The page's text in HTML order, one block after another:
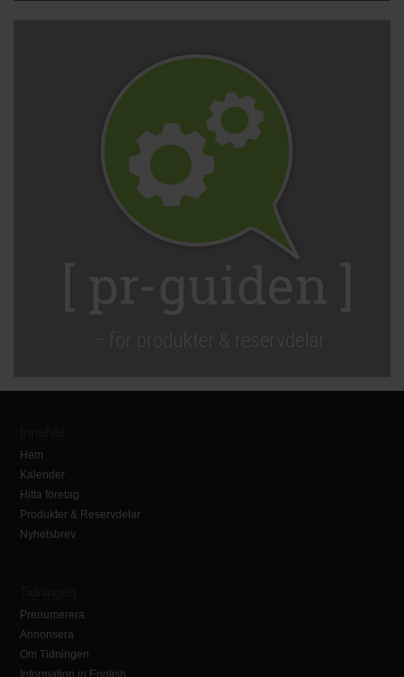
Hem
Kalender
Hitta företag
Produkter & Reservdelar
Nyhetsbrev
Prenumerera
Annonsera
Om Tidningen
Information in English